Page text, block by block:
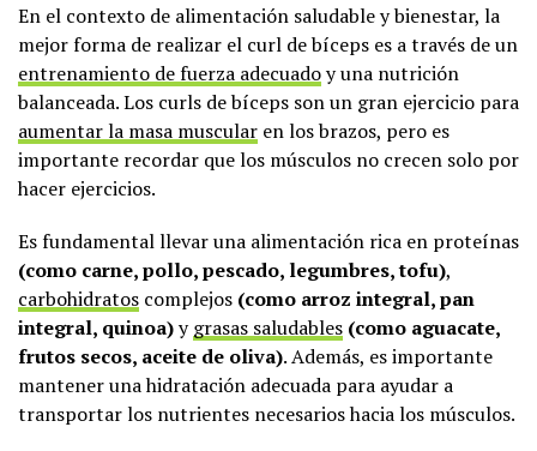
En el contexto de alimentación saludable y bienestar, la
mejor forma de realizar el curl de bíceps es a través de un
entrenamiento de fuerza adecuadoy una nutrición
balanceada. Los curls de bíceps son un gran ejercicio para
aumentar la masa muscular en los brazos, pero es
importante recordar que los músculos no crecen solo por
hacer ejercicios.
Es fundamental llevar una alimentación rica en proteínas
(como carne, pollo, pescado, legumbres, tofu),
carbohidratos complejos (como arroz integral, pan
integral, quinoa)ygrasas saludables (como aguacate,
frutos secos, aceite de oliva). Además, es importante
mantener una hidratación adecuada para ayudar a
transportar los nutrientes necesarios hacia los músculos.